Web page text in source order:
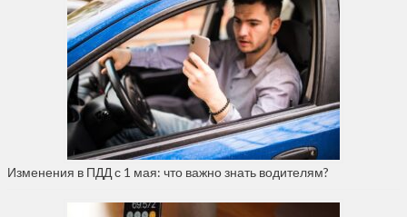
Изменения в ПДД с 1 мая: что важно знать водителям?